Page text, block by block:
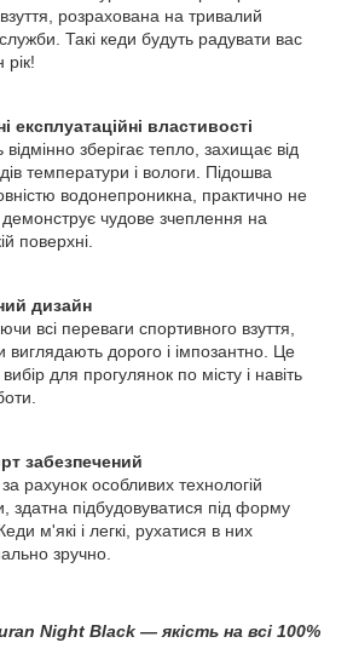
взуття, розрахована на тривалий
Такі кеди будуть радувати вас
рік!
експлуатаційні властивості
зберігає тепло, захищає від
температури і вологи. Підошва
водонепроникна, практично не
демонструє чудове зчеплення на
поверхні.
дизайн
всі переваги спортивного взуття,
виглядають дорого і імпозантно. Це
для прогулянок по місту і навіть
забезпечений
рахунок особливих технологій
здатна підбудовуватися під форму
м'які і легкі, рухатися в них
зручно.
Night Black — якість на всі 100%